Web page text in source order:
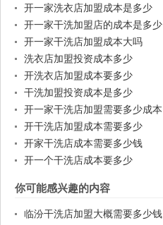
开一家洗衣店加盟成本是多少
开一家干洗加盟店的成本是多少
开一家干洗店加盟成本大吗
洗衣店加盟投资成本多少
开洗衣店加盟成本要多少
干洗加盟投资成本是多少
开一家干洗店加盟需要多少成本
开干洗店加盟成本需要多少
开家干洗店成本需要多少钱
开一个干洗店成本要多少
你可能感兴趣的内容
临汾干洗店加盟大概需要多少钱